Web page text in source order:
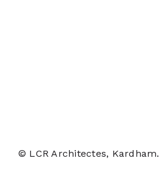
© LCR Architectes, Kardham.